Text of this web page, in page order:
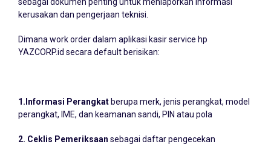
kerusakan dan pengerjaan teknisi.
YAZCORP.id secara default berisikan:
perangkat, IME, dan keamanan sandi, PIN atau pola
kerusakan pada hp pelanggan